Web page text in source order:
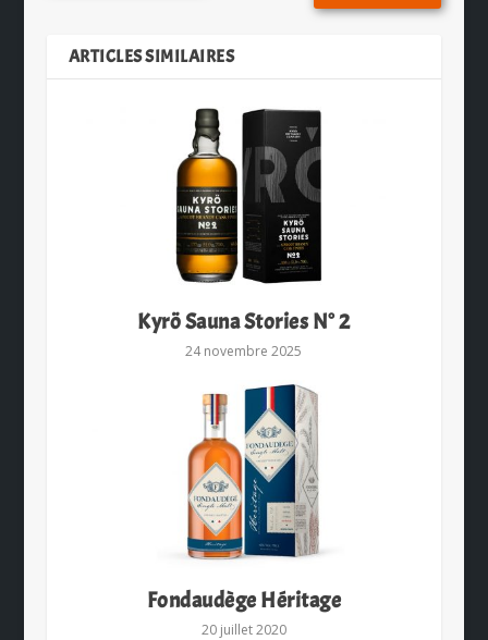
ARTICLES SIMILAIRES
Kyrö Sauna Stories N° 2
24 novembre 2025
Fondaudège Héritage
20 juillet 2020